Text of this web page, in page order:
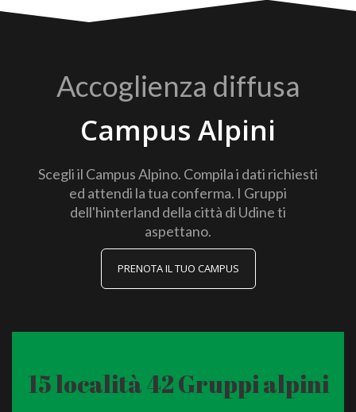
Accoglienza diffusa
Campus Alpini
Scegli il Campus Alpino. Compila i dati richiesti
ed attendi la tua conferma. I Gruppi
dell'hinterland della città di Udine ti
aspettano.
PRENOTA IL TUO CAMPUS
15 località 42 Gruppi alpini